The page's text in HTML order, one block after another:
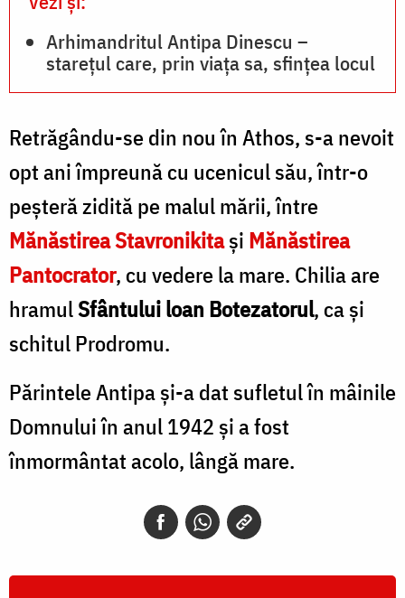
Arhimandritul Antipa Dinescu –
starețul care, prin viața sa, sfințea locul
Retrăgându-se din nou în Athos, s-a nevoit
opt ani împreună cu ucenicul său, într-o
peşteră zidită pe malul mării, între
Mănăstirea Stavronikitaşi Mănăstirea
Pantocrator, cu vedere la mare. Chilia are
hramulSfântului loan Botezatorul, ca şi
schitul Prodromu.
Părintele Antipa şi-a dat sufletul în mâinile
Domnului în anul 1942 şi a fost
înmormântat acolo, lângă mare.